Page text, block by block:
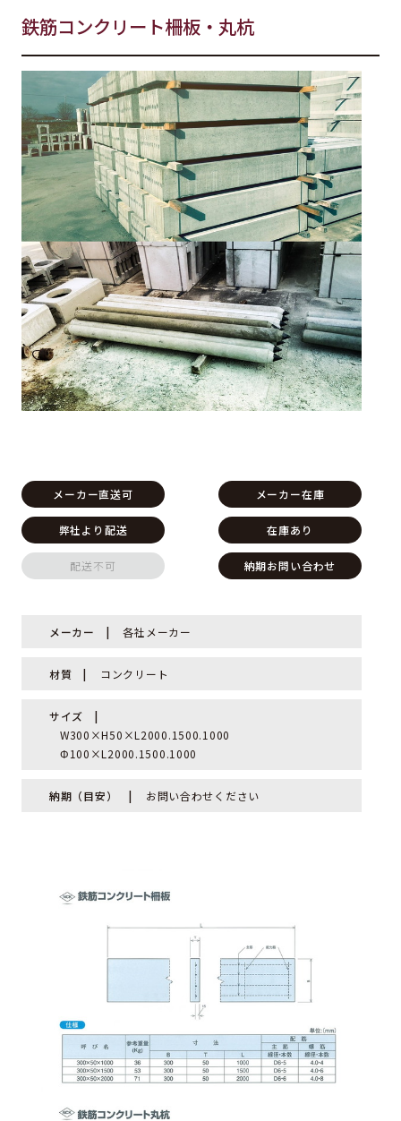
鉄筋コンクリート柵板・丸杭
メーカー直送可 メーカー在庫
弊社より配送 在庫あり
配送不可 納期お問い合わせ
メーカー 各社メーカー
材質 コンクリート
サイズ
W300×H50×L2000.1500.1000
Φ100×L2000.1500.1000
納期（目安） お問い合わせください